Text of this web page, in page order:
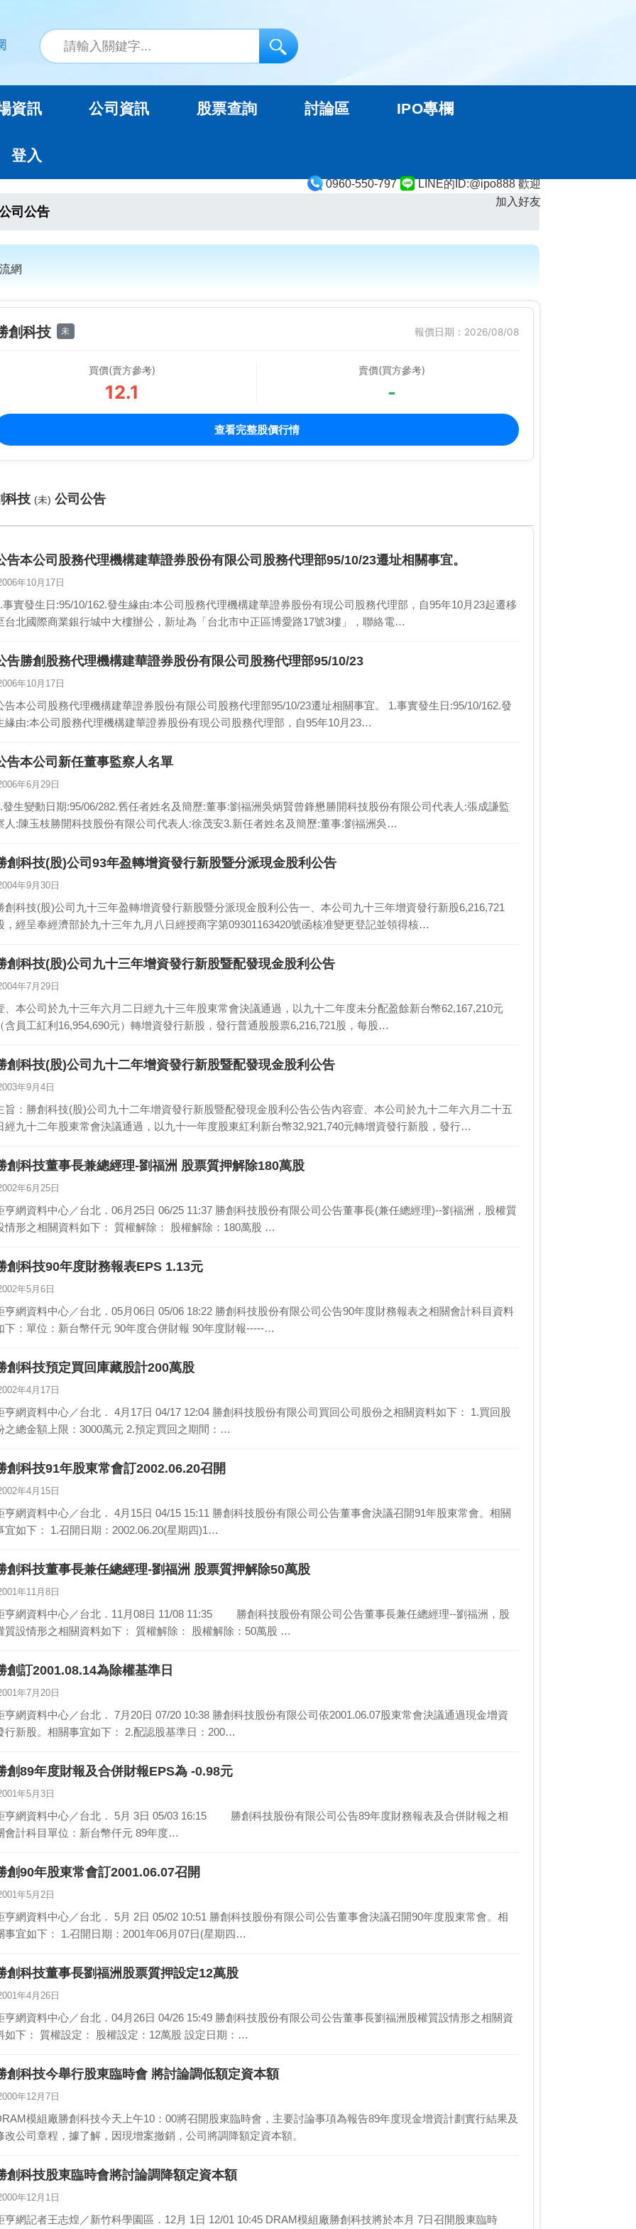
0960-550-797
LINE的ID:@ipo888 歡迎
加入好友
資訊 公司資訊 股票查詢 討論區 IPO專欄
登入
司公告
網
創科技 未 報價日期：2026/08/08
買價(賣方參考)
12.1
賣價(買方參考)
-
查看完整股價行情
科技 (未) 公司公告
告本公司股務代理機構建華證券股份有限公司股務代理部95/10/23遷址相關事宜。
年10月17日
事實發生日:95/10/162.發生緣由:本公司股務代理機構建華證券股份有現公司股務代理部，自95年10月23起遷移
台北國際商業銀行城中大樓辦公，新址為「台北市中正區博愛路17號3樓」，聯絡電…
告勝創股務代理機構建華證券股份有限公司股務代理部95/10/23
年10月17日
告本公司股務代理機構建華證券股份有限公司股務代理部95/10/23遷址相關事宜。 1.事實發生日:95/10/162.發
緣由:本公司股務代理機構建華證券股份有現公司股務代理部，自95年10月23…
告本公司新任董事監察人名單
年6月29日
發生變動日期:95/06/282.舊任者姓名及簡歷:董事:劉福洲吳炳賢曾鋒懋勝開科技股份有限公司代表人:張成謙監
人:陳玉枝勝開科技股份有限公司代表人:徐茂安3.新任者姓名及簡歷:董事:劉福洲吳…
創科技(股)公司93年盈轉增資發行新股暨分派現金股利公告
年9月30日
創科技(股)公司九十三年盈轉增資發行新股暨分派現金股利公告一、本公司九十三年增資發行新股6,216,721
，經呈奉經濟部於九十三年九月八日經授商字第09301163420號函核准變更登記並領得核…
創科技(股)公司九十三年增資發行新股暨配發現金股利公告
年7月29日
、本公司於九十三年六月二日經九十三年股東常會決議通過，以九十二年度未分配盈餘新台幣62,167,210元
（含員工紅利16,954,690元）轉增資發行新股，發行普通股股票6,216,721股，每股…
創科技(股)公司九十二年增資發行新股暨配發現金股利公告
年9月4日
旨：勝創科技(股)公司九十二年增資發行新股暨配發現金股利公告公告內容壹、本公司於九十二年六月二十五
經九十二年股東常會決議通過，以九十一年度股東紅利新台幣32,921,740元轉增資發行新股，發行…
創科技董事長兼總經理-劉福洲 股票質押解除180萬股
年6月25日
網資料中心／台北．06月25日 06/25 11:37 勝創科技股份有限公司公告董事長(兼任總經理)--劉福洲，股權質
設情形之相關資料如下： 質權解除： 股權解除：180萬股 …
創科技90年度財務報表EPS 1.13元
年5月6日
網資料中心／台北．05月06日 05/06 18:22 勝創科技股份有限公司公告90年度財務報表之相關會計科目資料
如下：單位：新台幣仟元 90年度合併財報 90年度財報-----…
創科技預定買回庫藏股計200萬股
年4月17日
資料中心／台北． 4月17日 04/17 12:04 勝創科技股份有限公司買回公司股份之相關資料如下： 1.買回股
份之總金額上限：3000萬元 2.預定買回之期間：…
創科技91年股東常會訂2002.06.20召開
年4月15日
資料中心／台北． 4月15日 04/15 15:11 勝創科技股份有限公司公告董事會決議召開91年股東常會。相關
事宜如下： 1.召開日期：2002.06.20(星期四)1…
創科技董事長兼任總經理-劉福洲 股票質押解除50萬股
年11月8日
資料中心／台北．11月08日 11/08 11:35 勝創科技股份有限公司公告董事長兼任總經理--劉福洲，股
權質設情形之相關資料如下： 質權解除： 股權解除：50萬股 …
創訂2001.08.14為除權基準日
年7月20日
資料中心／台北． 7月20日 07/20 10:38 勝創科技股份有限公司依2001.06.07股東常會決議通過現金增資
發行新股。相關事宜如下： 2.配認股基準日：200…
創89年度財報及合併財報EPS為 -0.98元
年5月3日
資料中心／台北． 5月 3日 05/03 16:15 勝創科技股份有限公司公告89年度財務報表及合併財報之相
關會計科目單位：新台幣仟元 89年度…
創90年股東常會訂2001.06.07召開
年5月2日
資料中心／台北． 5月 2日 05/02 10:51 勝創科技股份有限公司公告董事會決議召開90年度股東常會。相
關事宜如下： 1.召開日期：2001年06月07日(星期四…
創科技董事長劉福洲股票質押設定12萬股
年4月26日
資料中心／台北．04月26日 04/26 15:49 勝創科技股份有限公司公告董事長劉福洲股權質設情形之相關資
料如下： 質權設定： 股權設定：12萬股 設定日期：…
創科技今舉行股東臨時會 將討論調低額定資本額
年12月7日
模組廠勝創科技今天上午10：00將召開股東臨時會，主要討論事項為報告89年度現金增資計劃實行結果及
改公司章程，據了解，因現增案撤銷，公司將調降額定資本額。
創科技股東臨時會將討論調降額定資本額
年12月1日
網記者王志煌／新竹科學園區．12月 1日 12/01 10:45 DRAM模組廠勝創科技將於本月 7日召開股東臨時